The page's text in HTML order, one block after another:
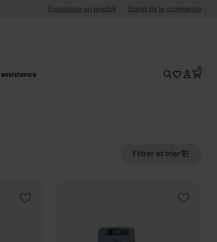
flexible avec Klarna
Enregistrer un produit Statut de la commande
0
Filtrer et trier